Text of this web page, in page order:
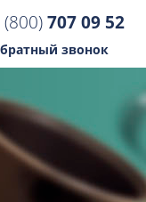
(800)707 09 52
звонок